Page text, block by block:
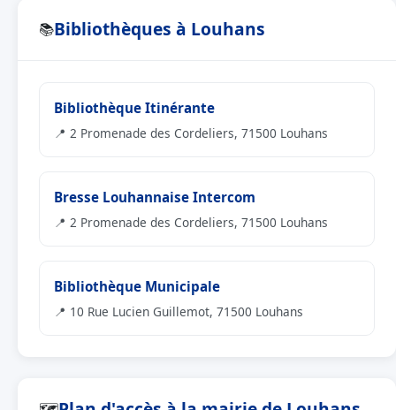
📚Bibliothèques à Louhans
Bibliothèque Itinérante
📍 2 Promenade des Cordeliers, 71500 Louhans
Bresse Louhannaise Intercom
📍 2 Promenade des Cordeliers, 71500 Louhans
Bibliothèque Municipale
📍 10 Rue Lucien Guillemot, 71500 Louhans